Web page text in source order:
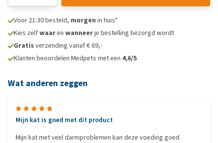
Voor 21:30 besteld, morgen in huis*
Kies zelfwaaren wanneerje bestelling bezorgd wordt
Gratis verzending vanaf € 69,-
Klanten beoordelen Medpets met een 4,6/5
Wat anderen zeggen
Mijn kat is goed met dit product
Mijn kat met veel darmproblemen kan deze voeding goed